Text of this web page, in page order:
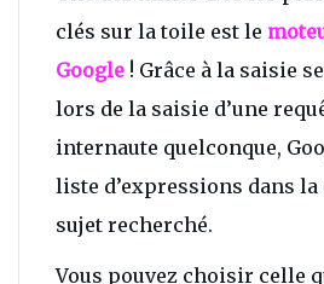
clés sur la toile est le
Google ! Grâce à la saisie
lors de la saisie d’une
internaute quelconque,
liste d’expressions dans
sujet recherché.
Vous pouvez choisir celle